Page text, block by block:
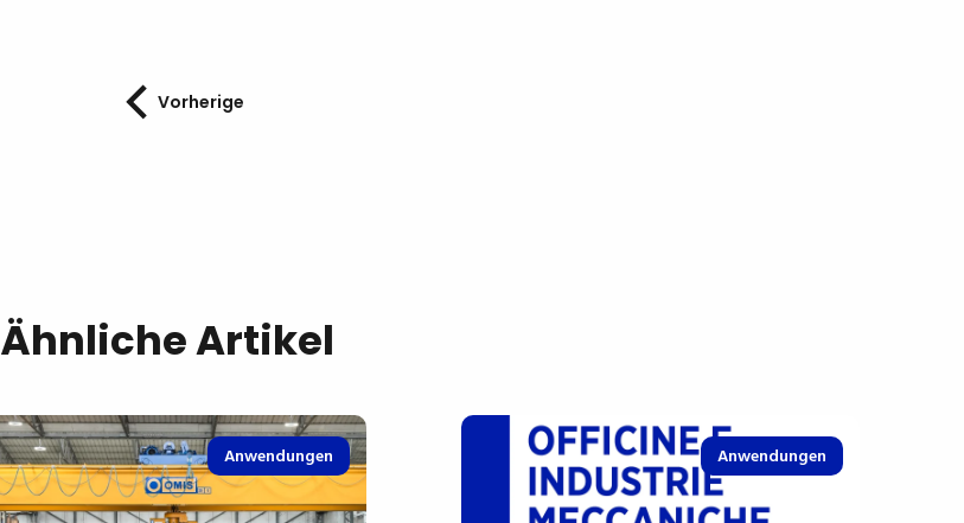
Vorherige
Ähnliche Artikel
Anwendungen Anwendungen